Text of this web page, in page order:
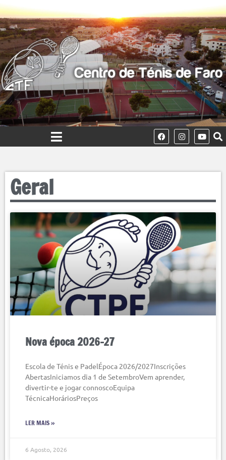
Geral
Nova época 2026-27
Escola de Ténis e PadelÉpoca 2026/2027Inscrições
AbertasIniciamos dia 1 de SetembroVem aprender,
divertir-te e jogar connoscoEquipa
TécnicaHoráriosPreços
LER MAIS »
6 Agosto, 2026